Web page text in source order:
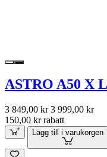
ASTRO A50 X
3 849,00 kr 3 999,00 kr
150,00 kr rabatt
Lägg till i varukorgen